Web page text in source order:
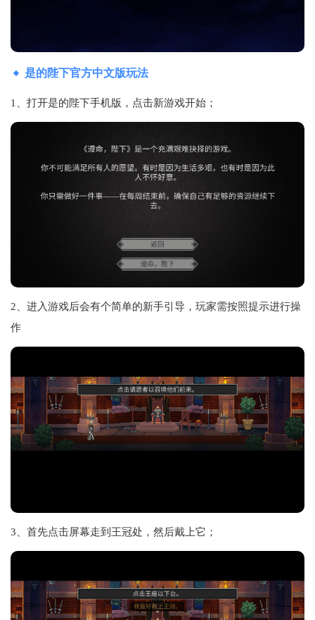
是的陛下官方中文版玩法
1、打开是的陛下手机版，点击新游戏开始；
2、进入游戏后会有个简单的新手引导，玩家需按照提示进行操
作
3、首先点击屏幕走到王冠处，然后戴上它；